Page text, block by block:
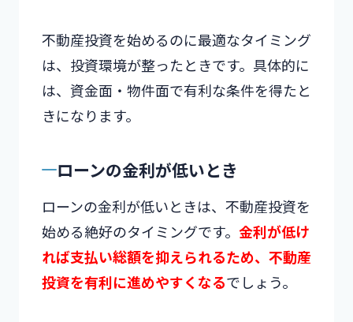
不動産投資を始めるのに最適なタイミング
は、投資環境が整ったときです。具体的に
は、資金面・物件面で有利な条件を得たと
きになります。
ローンの金利が低いとき
ローンの金利が低いときは、不動産投資を
始める絶好のタイミングです。 金利が低け
れば支払い総額を抑えられるため、不動産
投資を有利に進めやすくなるでしょう。